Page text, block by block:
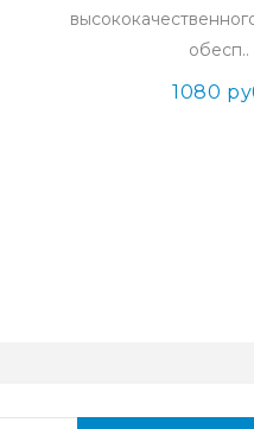
обесп..
1080